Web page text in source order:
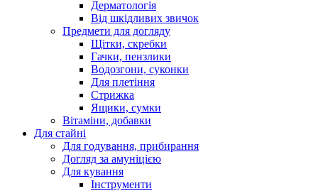
Дерматологія
Від шкідливих звичок
Предмети для догляду
Щітки, скребки
Гачки, пензлики
Водозгони, суконки
Для плетіння
Стрижка
Ящики, сумки
Вітаміни, добавки
Для стайні
Для годування, прибирання
Догляд за амуніцією
Для кування
Інструменти